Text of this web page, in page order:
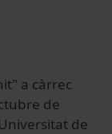
a càrrec
de
de